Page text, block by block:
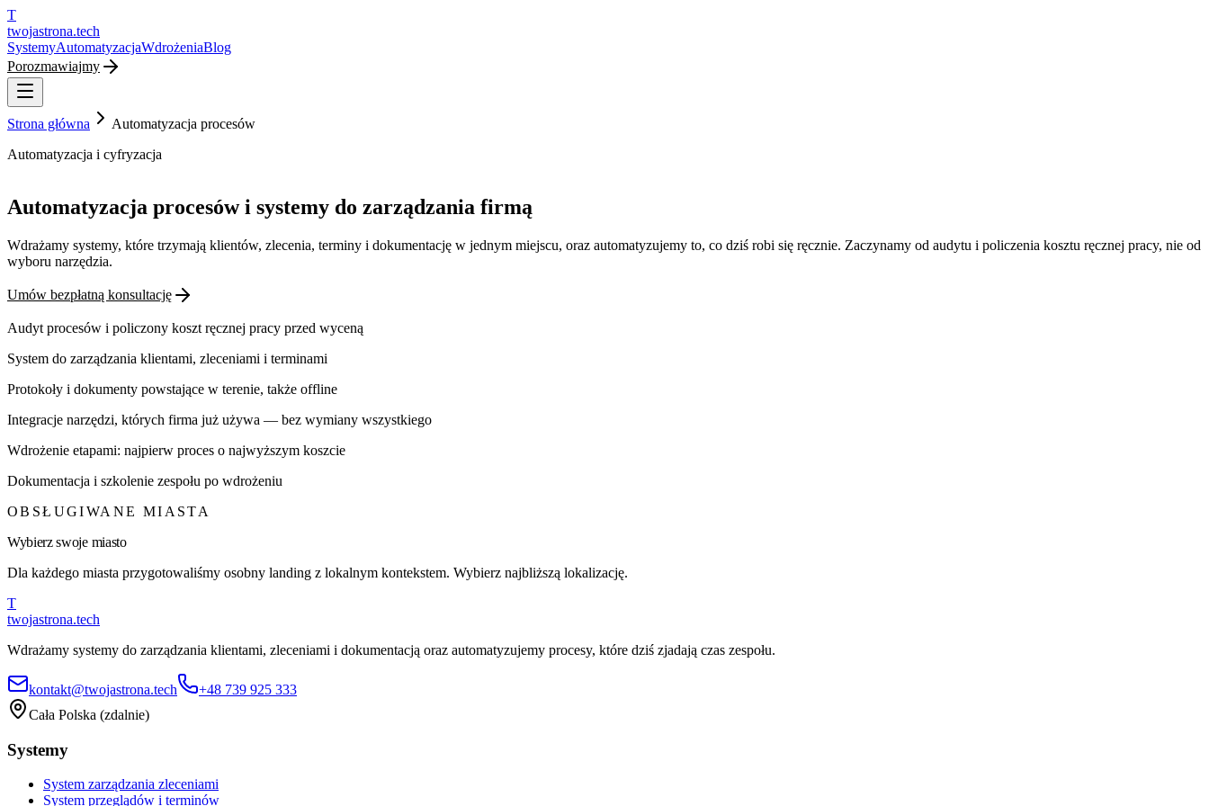
T
twojastrona.tech
SystemyAutomatyzacjaWdrożeniaBlog
Porozmawiajmy
Strona główna
Automatyzacja procesów
Automatyzacja i cyfryzacja
Automatyzacja procesów i systemy do zarządzania firmą
Wdrażamy systemy, które trzymają klientów, zlecenia, terminy i dokumentację w jednym miejscu, oraz automatyzujemy to, co dziś robi się ręcznie. Zaczynamy od audytu i policzenia kosztu ręcznej pracy, nie od
wyboru narzędzia.
Umów bezpłatną konsultację
Audyt procesów i policzony koszt ręcznej pracy przed wyceną
System do zarządzania klientami, zleceniami i terminami
Protokoły i dokumenty powstające w terenie, także offline
Integracje narzędzi, których firma już używa — bez wymiany wszystkiego
Wdrożenie etapami: najpierw proces o najwyższym koszcie
Dokumentacja i szkolenie zespołu po wdrożeniu
OBSŁUGIWANE MIASTA
Wybierz swoje miasto
Dla każdego miasta przygotowaliśmy osobny landing z lokalnym kontekstem. Wybierz najbliższą lokalizację.
T
twojastrona.tech
Wdrażamy systemy do zarządzania klientami, zleceniami i dokumentacją oraz automatyzujemy procesy, które dziś zjadają czas zespołu.
kontakt@twojastrona.tech
+48 739 925 333
Cała Polska (zdalnie)
Systemy
System zarządzania zleceniami
System przeglądów i terminów